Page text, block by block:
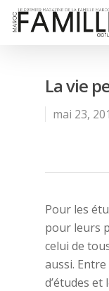
La vie
mai 23,
Pour les
pour leurs
celui de
aussi. Entre
d’études et